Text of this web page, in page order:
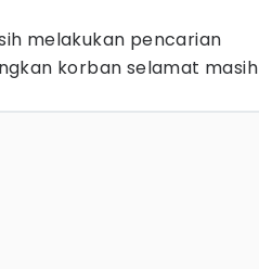
melakukan pencarian
korban selamat masih